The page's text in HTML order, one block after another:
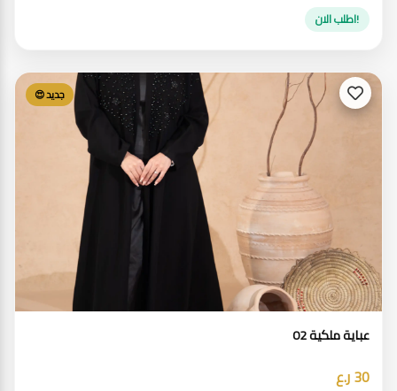
!اطلب الان
جديد 😍
عباية ملكية 02
30 ر.ع